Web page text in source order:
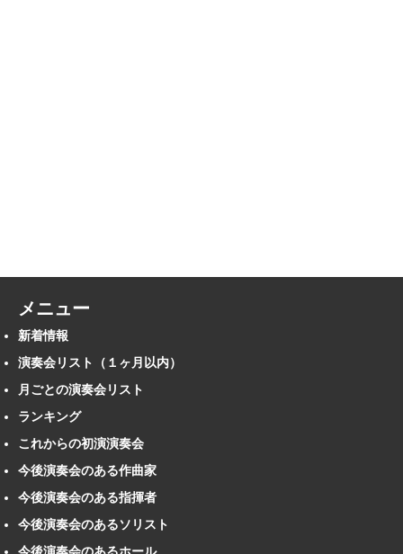
メニュー
新着情報
演奏会リスト（１ヶ月以内）
月ごとの演奏会リスト
ランキング
これからの初演演奏会
今後演奏会のある作曲家
今後演奏会のある指揮者
今後演奏会のあるソリスト